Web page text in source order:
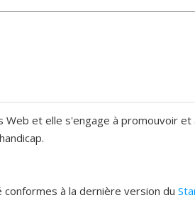
et elle s'engage à promouvoir et
à la dernière version du